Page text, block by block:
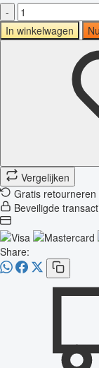
-
In winkelwagen
Vergelijken
Gratis
Beveiligde
Share: